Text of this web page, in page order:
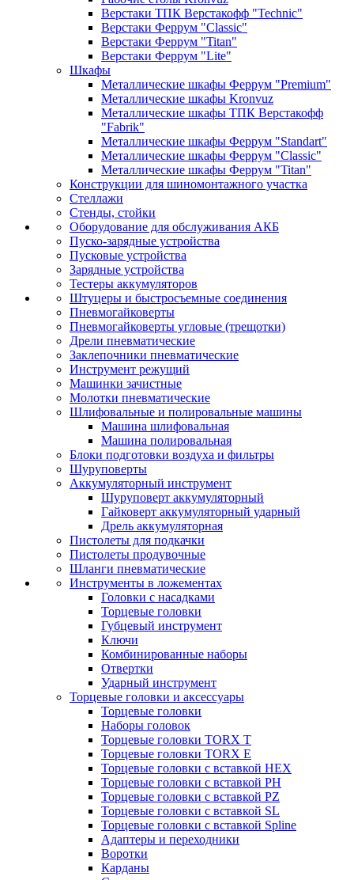
Верстаки ТПК Верстакофф "Technic"
Верстаки Феррум "Classic"
Верстаки Феррум "Titan"
Верстаки Феррум "Lite"
Шкафы
Металлические шкафы Феррум "Premium"
Металлические шкафы Kronvuz
Металлические шкафы ТПК Верстакофф
"Fabrik"
Металлические шкафы Феррум "Standart"
Металлические шкафы Феррум "Classic"
Металлические шкафы Феррум "Titan"
Конструкции для шиномонтажного участка
Стеллажи
Стенды, стойки
Оборудование для обслуживания АКБ
Пуско-зарядные устройства
Пусковые устройства
Зарядные устройства
Тестеры аккумуляторов
Штуцеры и быстросъемные соединения
Пневмогайковерты
Пневмогайковерты угловые (трещотки)
Дрели пневматические
Заклепочники пневматические
Инструмент режущий
Машинки зачистные
Молотки пневматические
Шлифовальные и полировальные машины
Машина шлифовальная
Машина полировальная
Блоки подготовки воздуха и фильтры
Шуруповерты
Аккумуляторный инструмент
Шуруповерт аккумуляторный
Гайковерт аккумуляторный ударный
Дрель аккумуляторная
Пистолеты для подкачки
Пистолеты продувочные
Шланги пневматические
Инструменты в ложементах
Головки с насадками
Торцевые головки
Губцевый инструмент
Ключи
Комбинированные наборы
Отвертки
Ударный инструмент
Торцевые головки и аксессуары
Торцевые головки
Наборы головок
Торцевые головки TORX T
Торцевые головки TORX Е
Торцевые головки с вставкой HEX
Торцевые головки с вставкой PH
Торцевые головки с вставкой PZ
Торцевые головки с вставкой SL
Торцевые головки с вставкой Spline
Адаптеры и переходники
Воротки
Карданы